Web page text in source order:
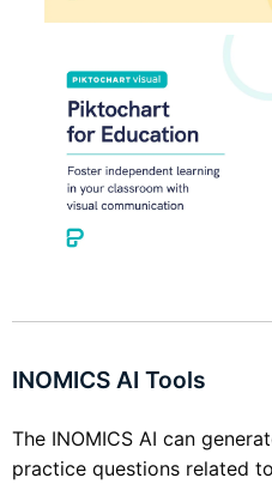
INOMICS AI Tools
The INOMICS AI can
practice questions related